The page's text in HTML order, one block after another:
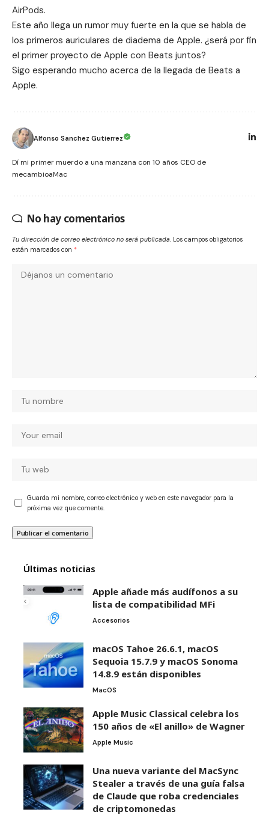
AirPods.
Este año llega un rumor muy fuerte en la que se habla de
los primeros auriculares de diadema de Apple. ¿será por fin
el primer proyecto de Apple con Beats juntos?
Sigo esperando mucho acerca de la llegada de Beats a
Apple.
Alfonso Sanchez Gutierrez
Dí mi primer muerdo a una manzana con 10 años CEO de
mecambioaMac
No hay comentarios
Tu dirección de correo electrónico no será publicada. Los campos obligatorios
están marcados con *
Guarda mi nombre, correo electrónico y web en este navegador para la
próxima vez que comente.
Últimas noticias
Apple añade más audífonos a su
lista de compatibilidad MFi
Accesorios
macOS Tahoe 26.6.1, macOS
Sequoia 15.7.9 y macOS Sonoma
14.8.9 están disponibles
MacOS
Apple Music Classical celebra los
150 años de «El anillo» de Wagner
Apple Music
Una nueva variante del MacSync
Stealer a través de una guía falsa
de Claude que roba credenciales
de criptomonedas